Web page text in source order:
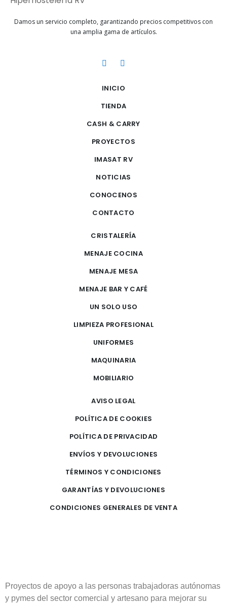
Damos un servicio completo, garantizando precios competitivos con
una amplia gama de artículos.
INICIO
TIENDA
CASH & CARRY
PROYECTOS
IMASAT RV
NOTICIAS
CONOCENOS
CONTACTO
CRISTALERÍA
MENAJE COCINA
MENAJE MESA
MENAJE BAR Y CAFÉ
UN SOLO USO
LIMPIEZA PROFESIONAL
UNIFORMES
MAQUINARIA
MOBILIARIO
AVISO LEGAL
POLÍTICA DE COOKIES
POLÍTICA DE PRIVACIDAD
ENVÍOS Y DEVOLUCIONES
TÉRMINOS Y CONDICIONES
GARANTÍAS Y DEVOLUCIONES
CONDICIONES GENERALES DE VENTA
Proyectos de apoyo a las personas trabajadoras autónomas
y pymes del sector comercial y artesano para mejorar su